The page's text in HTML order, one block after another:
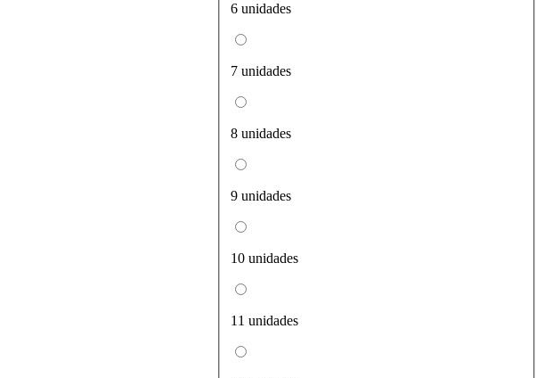
6 unidades
7 unidades
8 unidades
9 unidades
10 unidades
11 unidades